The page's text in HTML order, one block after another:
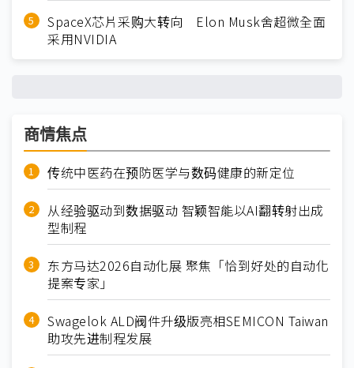
SpaceX芯片采购大转向 Elon Musk舍超微全面
采用NVIDIA
商情焦点
传统中医药在预防医学与数码健康的新定位
从经验驱动到数据驱动 智颖智能以AI翻转射出成
型制程
东方马达2026自动化展 聚焦「恰到好处的自动化
提案专家」
Swagelok ALD阀件升级版亮相SEMICON Taiwan
助攻先进制程发展